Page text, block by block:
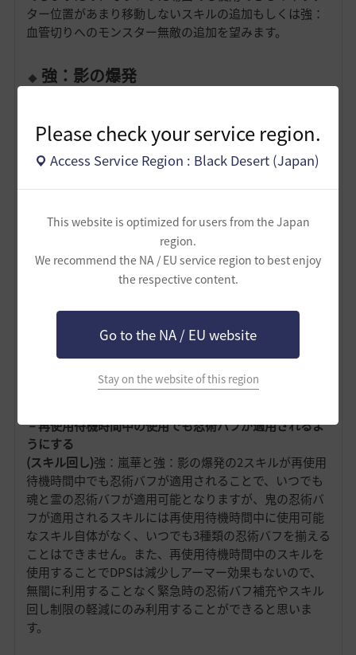
Please check your service region.
Access Service Region : Black Desert (Japan)
This website is optimized for users from the Japan
region.
We recommend the NA / EU service region to best enjoy
the respective content.
Go to the NA / EU website
Stay on the website of this region
ター位置があまり移動しないスキルの追加もしくは強：
血管切りへのモンスター無敵の追加を望みます。
強：影の爆発
(PvE効率)強：影の爆発は合計ダメージ自体は強力なスキ
ルですが、モーションの長いチャネリングスキルです。
チャネリング中は爆発が最大8回発生して回数毎に爆発が
前方へ進んでいくという仕様のため、前後範囲ぎりぎり
れば爆発も途中で終わってしまいます。単発・短モーシ
ョンのスキルにすることで、DPSの増加が見込めます
が、操作量は増加することになります。
後述の強：嵐華の改善案にてまとめて説明
します。
－再使用待機時間中の使用でも忍術バフが適用されるよ
うにする
(スキル回し)強：嵐華と強：影の爆発の2スキルが再使用
待機時間中でも忍術バフが適用されることで、いつでも
魂と霊の忍術バフが適用可能となりますが、鬼の忍術バ
フが適用されるスキルには再使用待機時間中に使用可能
なスキル自体がなく、いつでも3種類の忍術バフを揃える
ことはできません。また、再使用待機時間中のスキルを
使用することでDPSは減少しアーマー効果もないので、
無闇に利用することなく緊急時の忍術バフ補充やスキル
回し制限の軽減にのみ利用することができると思いま
す。